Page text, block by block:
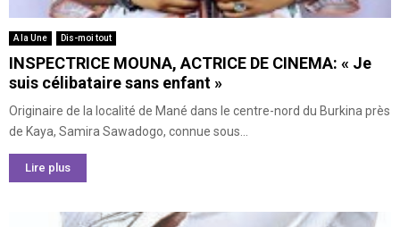
A la Une Dis-moi tout
INSPECTRICE MOUNA, ACTRICE DE CINEMA: « Je
suis célibataire sans enfant »
Originaire de la localité de Mané dans le centre-nord du Burkina près
de Kaya, Samira Sawadogo, connue sous...
Lire plus